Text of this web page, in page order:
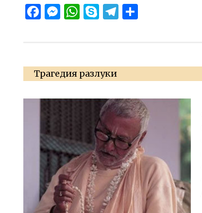
Facebook
Messenger
WhatsApp
SkypeTelegram
Трагедия разлуки